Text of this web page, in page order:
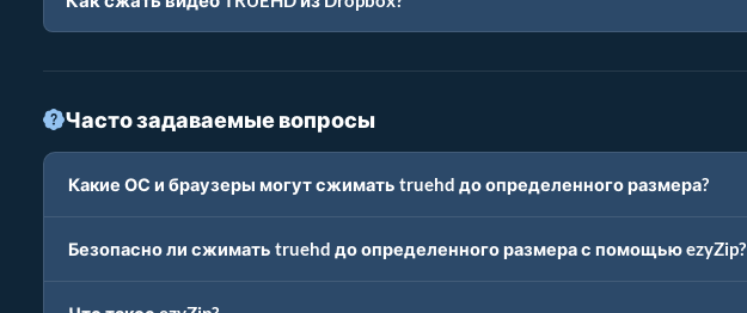
Часто задаваемые вопросы
Какие ОС и браузеры могут сжимать truehd до определенного размера?
Безопасно ли сжимать truehd до определенного размера с помощью ezyZip?